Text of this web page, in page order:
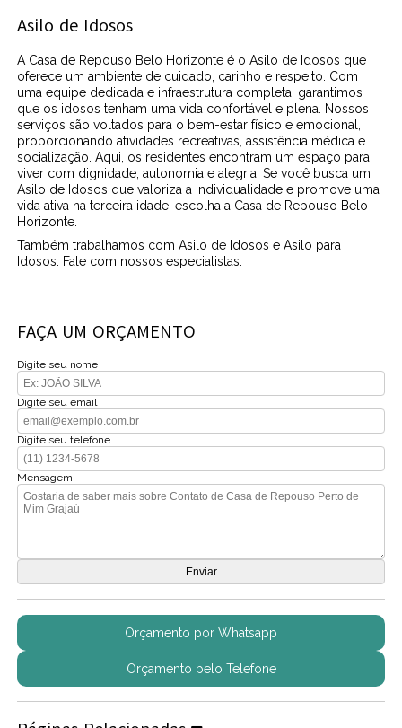
Asilo de Idosos
A Casa de Repouso Belo Horizonte é o Asilo de Idosos que
oferece um ambiente de cuidado, carinho e respeito. Com
uma equipe dedicada e infraestrutura completa, garantimos
que os idosos tenham uma vida confortável e plena. Nossos
serviços são voltados para o bem-estar físico e emocional,
proporcionando atividades recreativas, assistência médica e
socialização. Aqui, os residentes encontram um espaço para
viver com dignidade, autonomia e alegria. Se você busca um
Asilo de Idosos que valoriza a individualidade e promove uma
vida ativa na terceira idade, escolha a Casa de Repouso Belo
Horizonte.
Também trabalhamos com Asilo de Idosos e Asilo para
Idosos. Fale com nossos especialistas.
FAÇA UM ORÇAMENTO
Digite seu nome
Digite seu email
Digite seu telefone
Mensagem
Orçamento por Whatsapp
Orçamento pelo Telefone